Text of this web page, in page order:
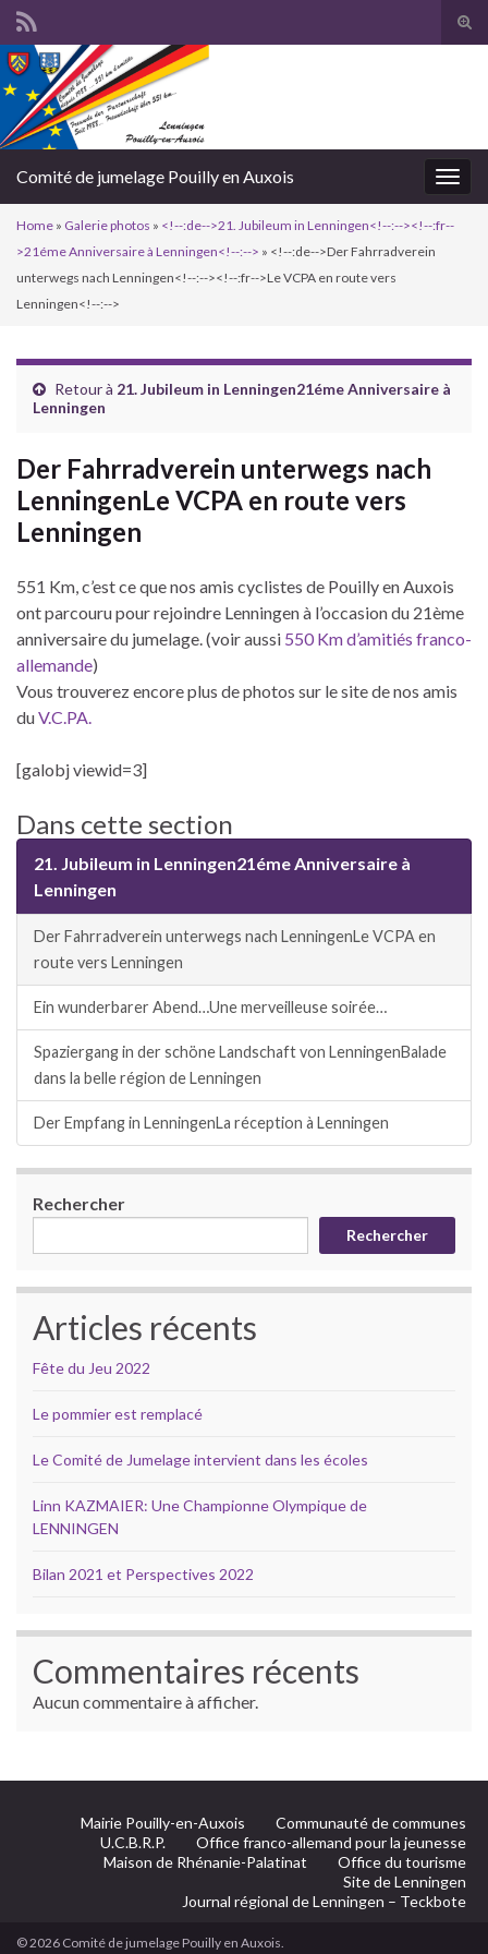
Comité de jumelage Pouilly en Auxois
Home » Galerie photos » <!--:de-->21. Jubileum in Lenningen<!--:--><!--:fr--
>21éme Anniversaire à Lenningen<!--:--> » <!--:de-->Der Fahrradverein
unterwegs nach Lenningen<!--:--><!--:fr-->Le VCPA en route vers
Lenningen<!--:-->
Retour à 21. Jubileum in Lenningen21éme Anniversaire à
Lenningen
Der Fahrradverein unterwegs nach
LenningenLe VCPA en route vers
Lenningen
551 Km, c’est ce que nos amis cyclistes de Pouilly en Auxois
ont parcouru pour rejoindre Lenningen à l’occasion du 21ème
anniversaire du jumelage. (voir aussi 550 Km d’amitiés franco-
allemande)
Vous trouverez encore plus de photos sur le site de nos amis
duV.C.PA.
[galobj viewid=3]
Dans cette section
21. Jubileum in Lenningen21éme Anniversaire à
Lenningen
Der Fahrradverein unterwegs nach LenningenLe VCPA en
route vers Lenningen
Ein wunderbarer Abend…Une merveilleuse soirée…
Spaziergang in der schöne Landschaft von LenningenBalade
dans la belle région de Lenningen
Der Empfang in LenningenLa réception à Lenningen
Rechercher
Rechercher
Articles récents
Fête du Jeu 2022
Le pommier est remplacé
Le Comité de Jumelage intervient dans les écoles
Linn KAZMAIER: Une Championne Olympique de
LENNINGEN
Bilan 2021 et Perspectives 2022
Commentaires récents
Aucun commentaire à afficher.
Mairie Pouilly-en-Auxois
Communauté de communes
U.C.B.R.P.
Office franco-allemand pour la jeunesse
Maison de Rhénanie-Palatinat
Office du tourisme
Site de Lenningen
Journal régional de Lenningen – Teckbote
© 2026 Comité de jumelage Pouilly en Auxois.